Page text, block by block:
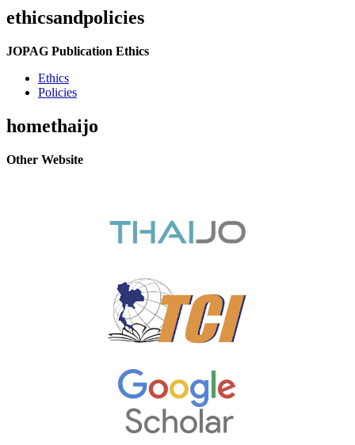
ethicsandpolicies
JOPAG Publication Ethics
Ethics
Policies
homethaijo
Other Website